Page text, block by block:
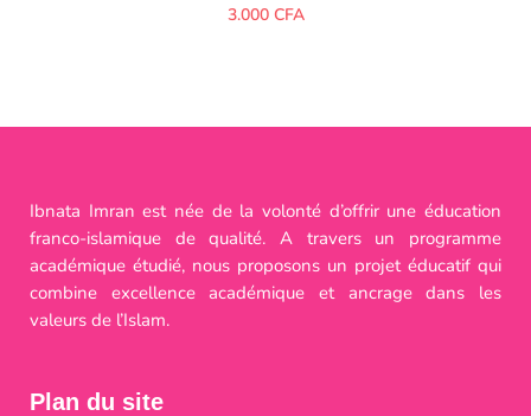
3.000 CFA
Ibnata Imran est née de la volonté d’offrir une éducation
franco-islamique de qualité. A travers un programme
académique étudié, nous proposons un projet éducatif qui
combine excellence académique et ancrage dans les
valeurs de l’Islam.
Plan du site